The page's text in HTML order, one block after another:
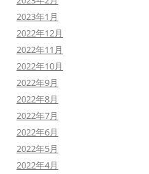
2023年1月
2022年12月
2022年11月
2022年10月
2022年9月
2022年8月
2022年7月
2022年6月
2022年5月
2022年4月